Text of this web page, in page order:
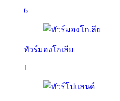
6
ทัวร์มองโกเลีย
1